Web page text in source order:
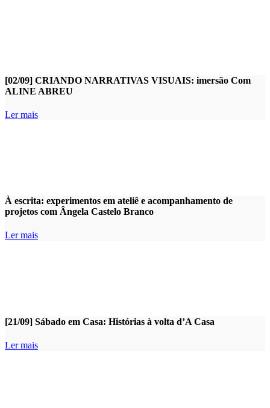
[02/09] CRIANDO NARRATIVAS VISUAIS: imersão Com
ALINE ABREU
Ler mais
À escrita: experimentos em ateliê e acompanhamento de
projetos com Ângela Castelo Branco
Ler mais
[21/09] Sábado em Casa: Histórias à volta d’A Casa
Ler mais